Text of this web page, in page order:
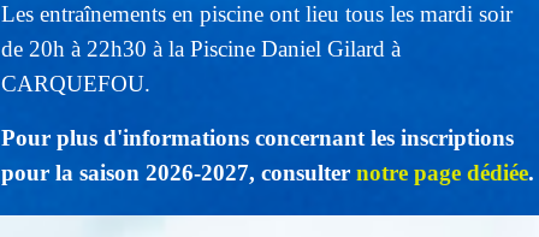
Les entraînements en piscine ont lieu tous les mardi soir
de 20h à 22h30 à la Piscine Daniel Gilard à
CARQUEFOU.
Pour plus d'informations concernant les inscriptions
pour la saison 2026-2027, consulter notre page dédiée.